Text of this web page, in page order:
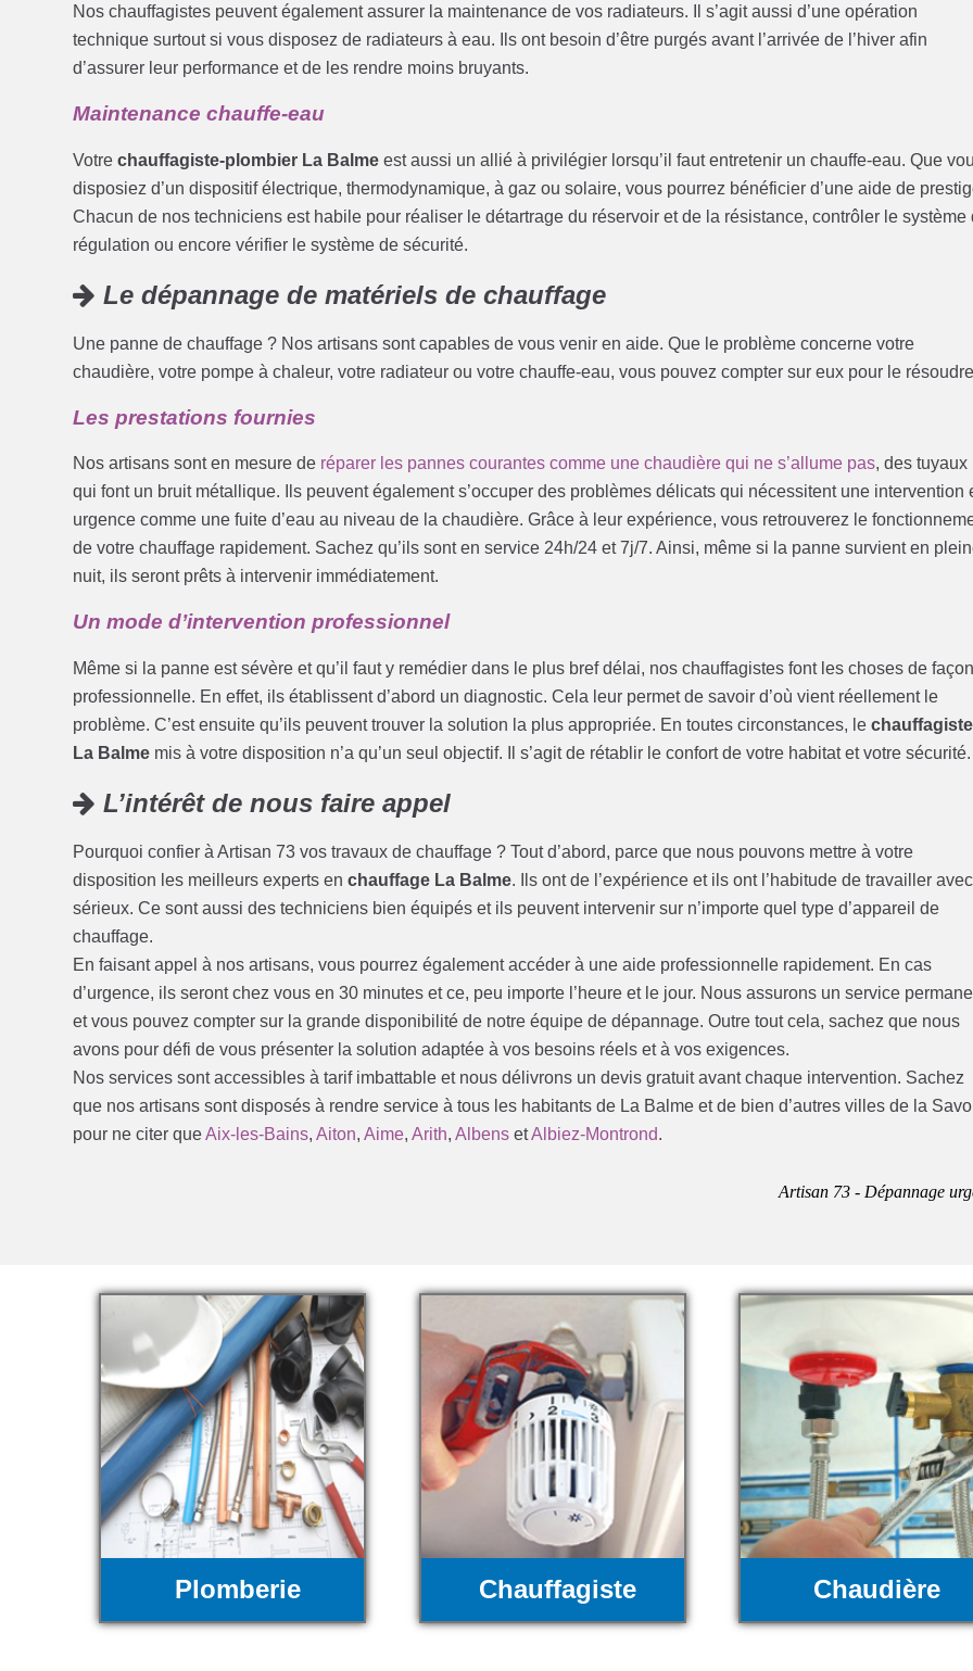
Nos chauffagistes peuvent également assurer la maintenance de vos radiateurs. Il s’agit aussi d’une opération
technique surtout si vous disposez de radiateurs à eau. Ils ont besoin d’être purgés avant l’arrivée de l’hiver afin
d’assurer leur performance et de les rendre moins bruyants.
Maintenance chauffe-eau
Votrechauffagiste-plombier La Balme est aussi un allié à privilégier lorsqu’il faut entretenir un chauffe-eau. Que
disposiez d’un dispositif électrique, thermodynamique, à gaz ou solaire, vous pourrez bénéficier d’une aide de
Chacun de nos techniciens est habile pour réaliser le détartrage du réservoir et de la résistance, contrôler le système
régulation ou encore vérifier le système de sécurité.
Le dépannage de matériels de chauffage
Une panne de chauffage ? Nos artisans sont capables de vous venir en aide. Que le problème concerne votre
chaudière, votre pompe à chaleur, votre radiateur ou votre chauffe-eau, vous pouvez compter sur eux pour le
Les prestations fournies
Nos artisans sont en mesure de réparer les pannes courantes comme une chaudière qui ne s’allume pas, des tuyaux
qui font un bruit métallique. Ils peuvent également s’occuper des problèmes délicats qui nécessitent une intervention
urgence comme une fuite d’eau au niveau de la chaudière. Grâce à leur expérience, vous retrouverez le
de votre chauffage rapidement. Sachez qu’ils sont en service 24h/24 et 7j/7. Ainsi, même si la panne survient en
nuit, ils seront prêts à intervenir immédiatement.
Un mode d’intervention professionnel
Même si la panne est sévère et qu’il faut y remédier dans le plus bref délai, nos chauffagistes font les choses de façon
professionnelle. En effet, ils établissent d’abord un diagnostic. Cela leur permet de savoir d’où vient réellement le
problème. C’est ensuite qu’ils peuvent trouver la solution la plus appropriée. En toutes circonstances, lechauffagiste
La Balme mis à votre disposition n’a qu’un seul objectif. Il s’agit de rétablir le confort de votre habitat et votre sécurité.
L’intérêt de nous faire appel
Pourquoi confier à Artisan 73 vos travaux de chauffage ? Tout d’abord, parce que nous pouvons mettre à votre
disposition les meilleurs experts enchauffage La Balme. Ils ont de l’expérience et ils ont l’habitude de travailler avec
sérieux. Ce sont aussi des techniciens bien équipés et ils peuvent intervenir sur n’importe quel type d’appareil de
chauffage.
En faisant appel à nos artisans, vous pourrez également accéder à une aide professionnelle rapidement. En cas
d’urgence, ils seront chez vous en 30 minutes et ce, peu importe l’heure et le jour. Nous assurons un service
et vous pouvez compter sur la grande disponibilité de notre équipe de dépannage. Outre tout cela, sachez que nous
avons pour défi de vous présenter la solution adaptée à vos besoins réels et à vos exigences.
Nos services sont accessibles à tarif imbattable et nous délivrons un devis gratuit avant chaque intervention. Sachez
que nos artisans sont disposés à rendre service à tous les habitants de La Balme et de bien d’autres villes de la
pour ne citer queAix-les-Bains,Aiton,Aime,Arith,Albens etAlbiez-Montrond.
Artisan 73 - Dépannage
Plomberie Chauffagiste Chaudière